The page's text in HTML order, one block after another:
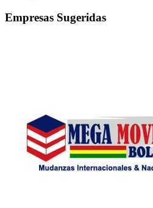
Empresas Sugeridas